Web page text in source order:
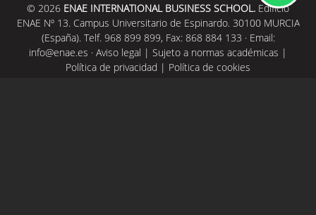
© 2026 ENAE INTERNATIONAL BUSINESS SCHOOL. Edificio
ENAE Nº 13. Campus Universitario de Espinardo. 30100 MURCIA
(España). Telf. 968 899 899, Fax: 868 884 133 · Email:
info@enae.es · Aviso legal | Sujeto a normas académicas |
Política de privacidad | Política de cookies